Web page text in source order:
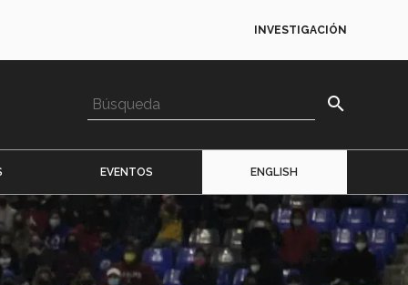
INVESTIGACIÓN
search
EVENTOS ENGLISH